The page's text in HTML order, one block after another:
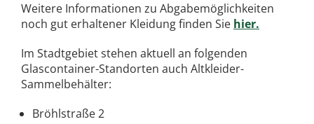
Weitere Informationen zu Abgabemöglichkeiten
noch gut erhaltener Kleidung finden Sie hier.
Im Stadtgebiet stehen aktuell an folgenden
Glascontainer-Standorten auch Altkleider-
Sammelbehälter:
Bröhlstraße 2